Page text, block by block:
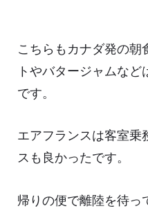
こちらもカナダ発の朝
トやバタージャムな
です。
エアフランスは客室乗
スも良かったです。
帰りの便で離陸を待っ